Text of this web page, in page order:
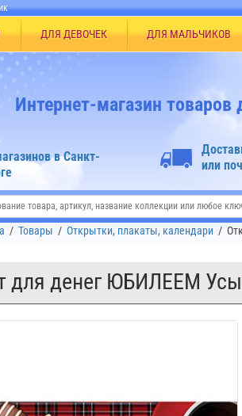
ДЛЯ ДЕВОЧЕК ДЛЯ МАЛЬЧИКОВ
Интернет-магазин
в Санкт-
или
/ Товары / Открытки, плакаты, календари /
для денег ЮБИЛЕЕМ Усы